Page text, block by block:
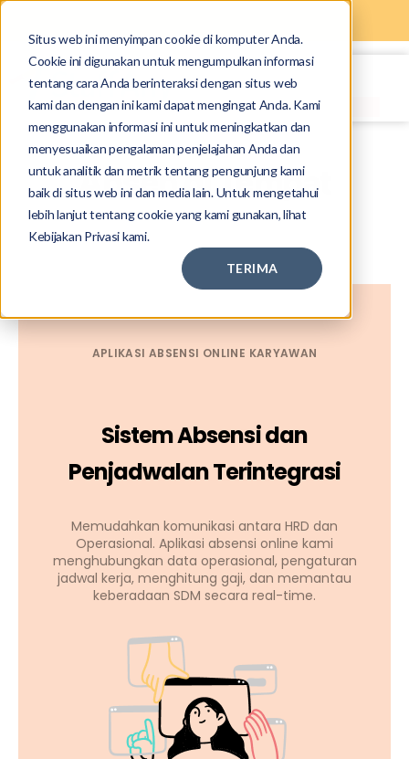
Situs web ini menyimpan cookie di komputer Anda.
Cookie ini digunakan untuk mengumpulkan informasi
tentang cara Anda berinteraksi dengan situs web
kami dan dengan ini kami dapat mengingat Anda. Kami
menggunakan informasi ini untuk meningkatkan dan
menyesuaikan pengalaman penjelajahan Anda dan
untuk analitik dan metrik tentang pengunjung kami
baik di situs web ini dan media lain. Untuk mengetahui
lebih lanjut tentang cookie yang kami gunakan, lihat
Kebijakan Privasi kami.
TERIMA
Absen di Tempat
APLIKASI ABSENSI ONLINE KARYAWAN
Sistem Absensi dan
Penjadwalan Terintegrasi
Memudahkan komunikasi antara HRD dan
Operasional. Aplikasi absensi online kami
menghubungkan data operasional, pengaturan
jadwal kerja, menghitung gaji, dan memantau
keberadaan SDM secara real-time.